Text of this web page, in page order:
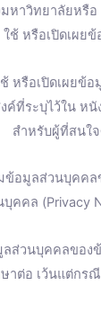
าวิทยาลัยหรื
ใช้ หรือเปิดเผย
หรือเปิดเผย
ค์ที่ระบุไว้ใน
สำหรับผู้ที่สนใ
อมูลส่วนบุคค
คคล (Privacy
ส่วนบุคคลของ
าต่อ เว้นแต่ก